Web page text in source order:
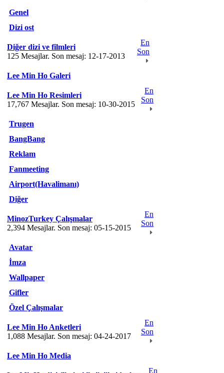
Genel
Dizi ost
Diğer dizi ve filmleri
125 Mesajlar. Son mesaj: 12-17-2013
En
Son
Lee Min Ho Galeri
Lee Min Ho Resimleri
17,767 Mesajlar. Son mesaj: 10-30-2015
En
Son
Trugen
BangBang
Reklam
Fanmeeting
Airport(Havalimanı)
Diğer
MinozTurkey Çalışmalar
2,394 Mesajlar. Son mesaj: 05-15-2015
En
Son
Avatar
İmza
Wallpaper
Gifler
Özel Çalışmalar
Lee Min Ho Anketleri
1,088 Mesajlar. Son mesaj: 04-24-2017
En
Son
Lee Min Ho Media
En